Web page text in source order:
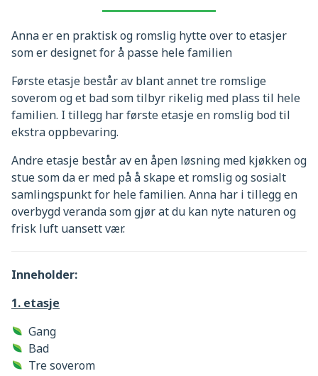
Anna er en praktisk og romslig hytte over to etasjer
som er designet for å passe hele familien
Første etasje består av blant annet tre romslige
soverom og et bad som tilbyr rikelig med plass til hele
familien. I tillegg har første etasje en romslig bod til
ekstra oppbevaring.
Andre etasje består av en åpen løsning med kjøkken og
stue som da er med på å skape et romslig og sosialt
samlingspunkt for hele familien. Anna har i tillegg en
overbygd veranda som gjør at du kan nyte naturen og
frisk luft uansett vær.
Inneholder:
1. etasje
Gang
Bad
Tre soverom